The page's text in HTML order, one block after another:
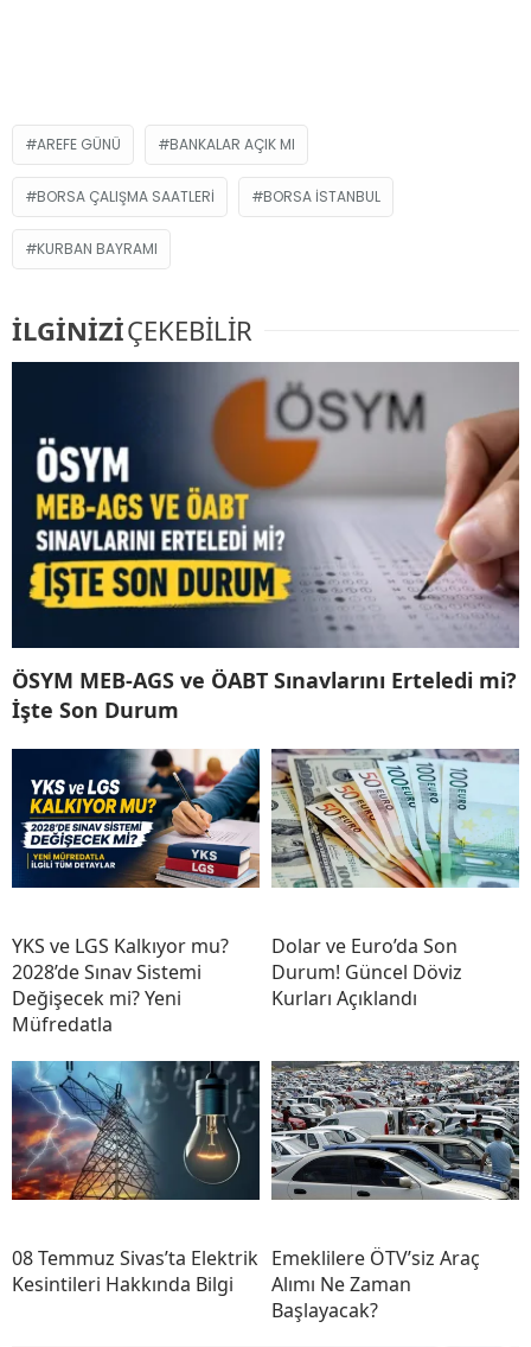
AREFE GÜNÜ BANKALAR AÇIK MI
BORSA ÇALIŞMA SAATLERI BORSA İSTANBUL
KURBAN BAYRAMI
İLGİNİZİÇEKEBİLİR
ÖSYM MEB-AGS ve ÖABT Sınavlarını Erteledi mi?
İşte Son Durum
YKS ve LGS Kalkıyor mu?
2028’de Sınav Sistemi
Değişecek mi? Yeni
Müfredatla
Dolar ve Euro’da Son
Durum! Güncel Döviz
Kurları Açıklandı
08 Temmuz Sivas’ta Elektrik
Kesintileri Hakkında Bilgi
Emeklilere ÖTV’siz Araç
Alımı Ne Zaman
Başlayacak?